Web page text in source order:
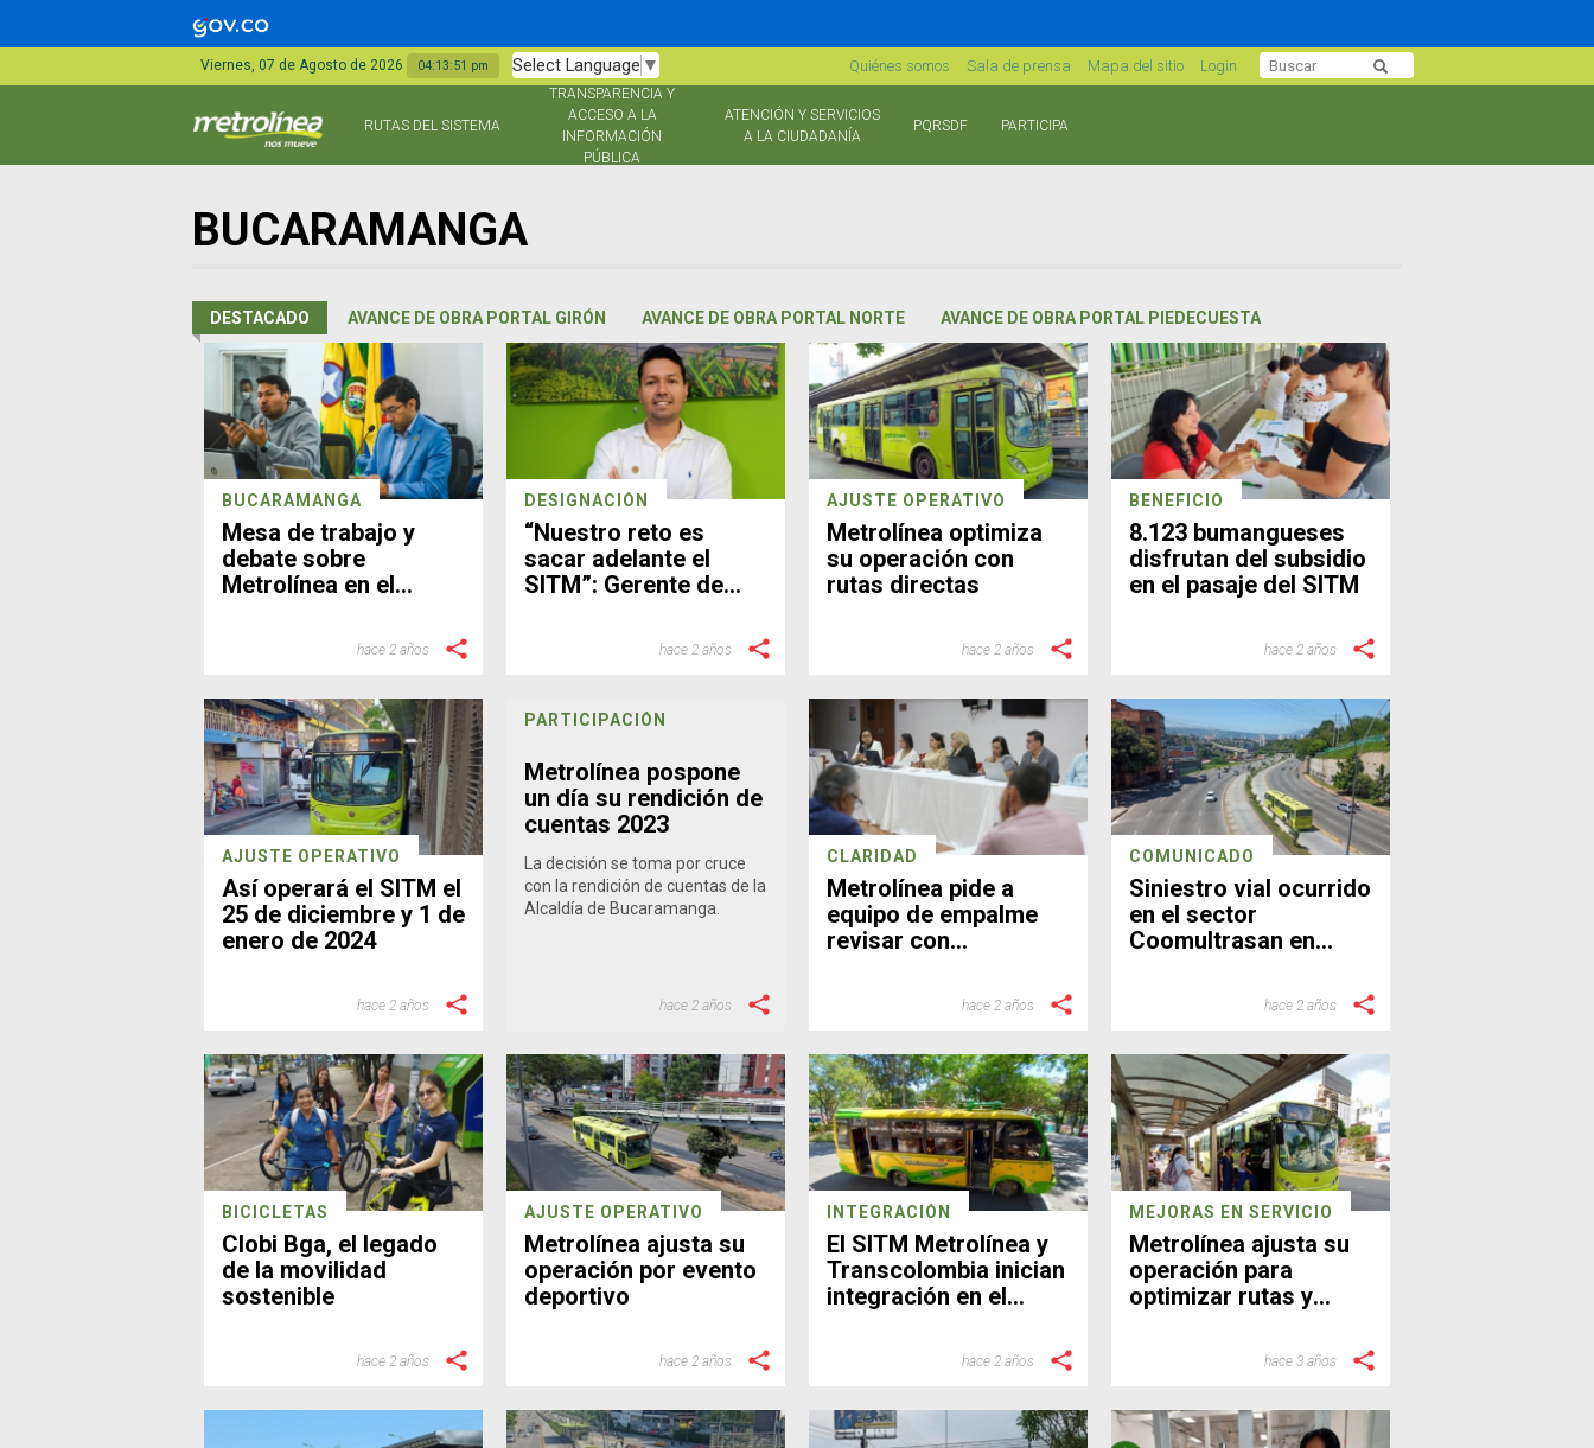
Viernes, 07 de Agosto de 2026 04:13:52 pm Select Language ▼ Quiénes somos Sala de prensa Mapa del sitio Login
RUTAS DEL SISTEMA
TRANSPARENCIA Y
ACCESO A LA
INFORMACIÓN
PÚBLICA
ATENCIÓN Y SERVICIOS
A LA CIUDADANÍA
PQRSDF PARTICIPA
BUCARAMANGA
DESTACADO AVANCE DE OBRA PORTAL GIRÓN AVANCE DE OBRA PORTAL NORTE AVANCE DE OBRA PORTAL PIEDECUESTA
BUCARAMANGA
Mesa de trabajo y
debate sobre
Metrolínea en el
Bucaramangahace 2 años
DESIGNACIÓN
“Nuestro reto es
sacar adelante el
SITM”: Gerente de
hace 2 años
AJUSTE OPERATIVO
Metrolínea optimiza
su operación con
rutas directas
hace 2 años
BENEFICIO
8.123 bumangueses
disfrutan del subsidio
en el pasaje del SITM
hace 2 años
AJUSTE OPERATIVO
Así operará el SITM el
25 de diciembre y 1 de
enero de 2024
hace 2 años
PARTICIPACIÓN
Metrolínea pospone
un día su rendición de
cuentas 2023
La decisión se toma por cruce
con la rendición de cuentas de la
Alcaldía de Bucaramanga.
hace 2 años
CLARIDAD
Metrolínea pide a
equipo de empalme
revisar con
hace 2 años
COMUNICADO
Siniestro vial ocurrido
en el sector
Coomultrasan en
hace 2 años
BICICLETAS
Clobi Bga, el legado
de la movilidad
sostenible
hace 2 años
AJUSTE OPERATIVO
Metrolínea ajusta su
operación por evento
deportivo
hace 2 años
INTEGRACIÓN
El SITM Metrolínea y
Transcolombia inician
integración en el
Bucaramangahace 2 años
MEJORAS EN SERVICIO
Metrolínea ajusta su
operación para
optimizar rutas y
hace 3 años